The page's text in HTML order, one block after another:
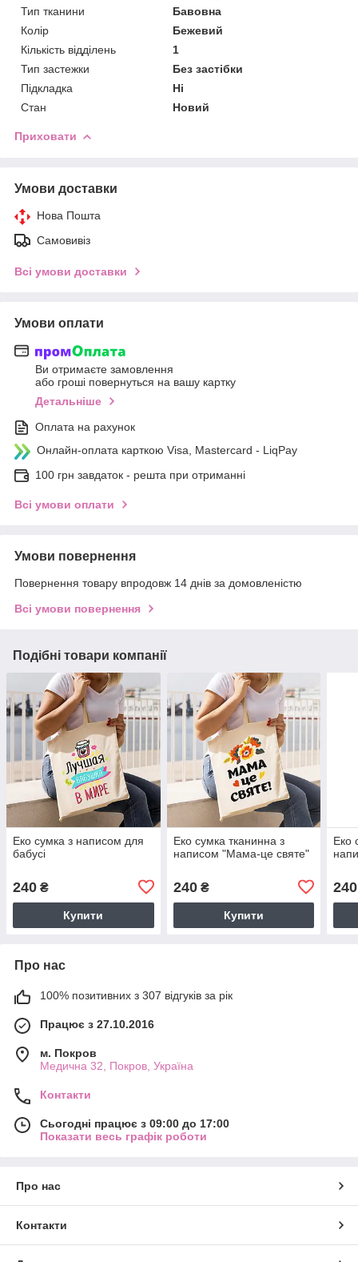
Тип тканини
Бавовна
Колір
Бежевий
Кількість відділень
1
Тип застежки
Без застібки
Підкладка
Ні
Стан
Новий
Приховати
Умови доставки
Нова Пошта
Самовивіз
Всі умови доставки
Умови оплати
Ви отримаєте замовлення
або гроші повернуться на вашу картку
Детальніше
Оплата на рахунок
Онлайн-оплата карткою Visa, Mastercard - LiqPay
100 грн завдаток - решта при отриманні
Всі умови оплати
Умови повернення
Повернення товару впродовж 14 днів за домовленістю
Всі умови повернення
Подібні товари компанії
Еко сумка з написом для
бабусі
240 ₴
Купити
Еко сумка тканинна з
написом "Мама-це святе"
240₴
Купити
Еко
240
Про нас
100% позитивних з 307 відгуків за рік
Працює з 27.10.2016
м. Покров
Медична 32, Покров, Україна
Контакти
Сьогодні працює з 09:00 до 17:00
Показати весь графік роботи
Про нас
Контакти